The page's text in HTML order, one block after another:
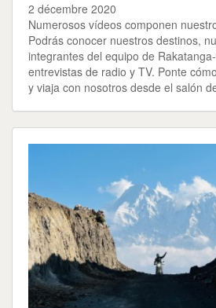
2 décembre 2020
Numerosos vídeos componen
Podrás conocer nuestros destinos,
integrantes del equipo de
entrevistas de radio y TV. Ponte
y viaja con nosotros desde el salón